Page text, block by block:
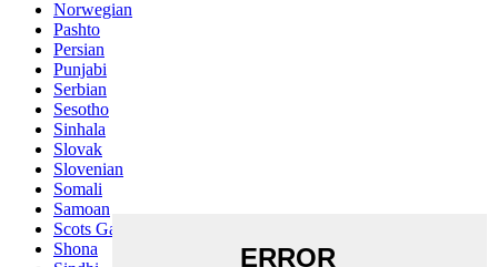
Norwegian
Pashto
Persian
Punjabi
Serbian
Sesotho
Sinhala
Slovak
Slovenian
Somali
Samoan
Scots Gaelic
Shona